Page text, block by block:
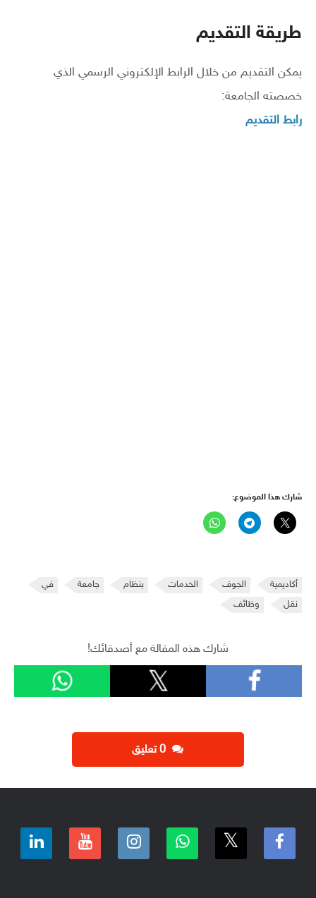
طريقة التقديم
يمكن التقديم من خلال الرابط الإلكتروني الرسمي الذي
خصصته الجامعة:
رابط التقديم
شارك هذا الموضوع:
أكاديمية الجوف الخدمات بنظام جامعة
في
نقل
وظائف
شارك هذه المقالة مع أصدقائك!